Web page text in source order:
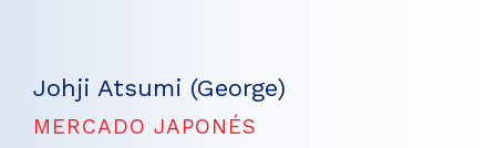
Johji Atsumi (George)
MERCADO JAPONÉS